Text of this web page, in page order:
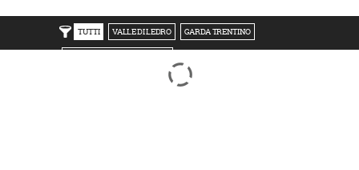
TUTTI VALLE DI LEDRO GARDA TRENTINO
ROVERETO M.BALDO V/GRESTA